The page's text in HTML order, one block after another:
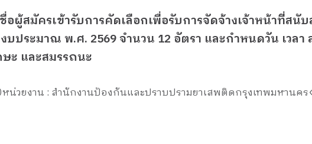
อผู้สมัครเข้ารับการคัดเลือกเพื่อรับการจัดจ้างเจ้าหน้าที่ส
ประมาณ พ.ศ. 2569 จำนวน 12 อัตรา และกำหนดวัน เวลา
ะ และสมรรถนะ
หน่วยงาน : สำนักงานป้องกันและปราบปรามยาเสพติดกรุงเทพมหานคร